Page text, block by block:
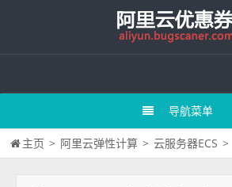
导航菜单
主页 > 阿里云弹性计算 > 云服务器ECS >